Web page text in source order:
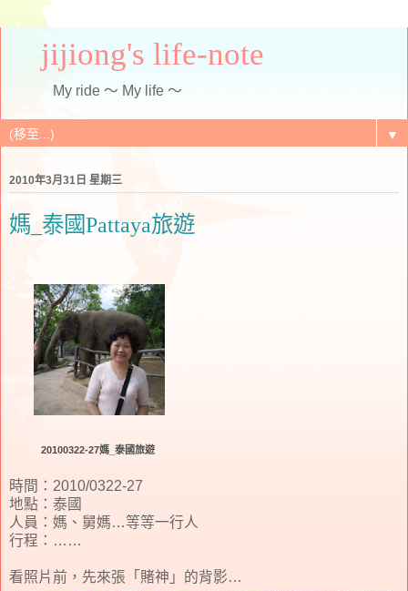
jijiong's life-note
My ride ～ My life ～
▼
2010年3月31日 星期三
媽_泰國Pattaya旅遊
20100322-27媽_泰國旅遊
時間：2010/0322-27
地點：泰國
人員：媽、舅媽…等等一行人
行程：……
看照片前，先來張「賭神」的背影…